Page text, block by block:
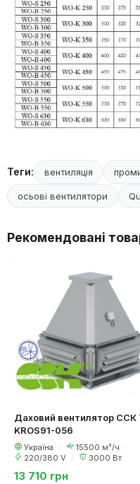
Теги: вентиляція
осьові вентилятори
Рекомендовані
Даховий вентилятор
KROS91-056
Україна 15500 м³/ч
220/380 V
3000 Вт
13 710 грн